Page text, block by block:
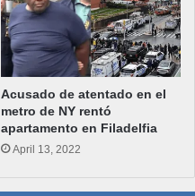
Acusado de atentado en el
metro de NY rentó
apartamento en Filadelfia
April 13, 2022